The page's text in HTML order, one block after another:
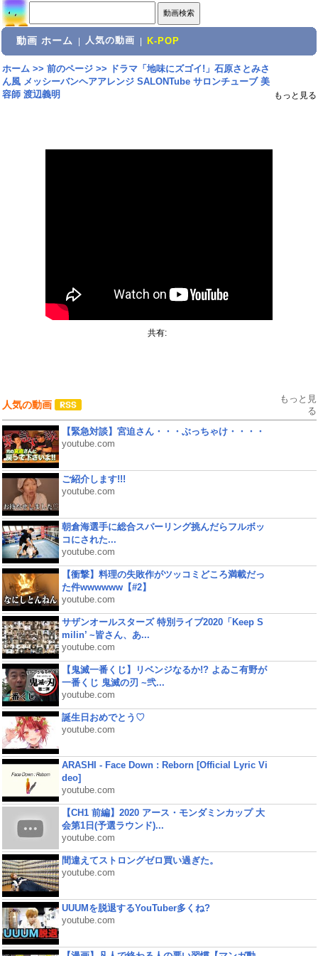
動画 ホーム 人気の動画 K-POP
ホーム>> 前のページ>>
ドラマ「地味にズゴイ!」石原さとみさ
ん風 メッシーバンヘアアレンジ SALONTube サロンチューブ 美
容師 渡辺義明
もっと見る
共有:
人気の動画
もっと見
る
【緊急対談】宮迫さん・・・ぶっちゃけ・・・・
youtube.com
ご紹介します!!!
youtube.com
朝倉海選手に総合スパーリング挑んだらフルボッ
コにされた...
youtube.com
【衝撃】料理の失敗作がツッコミどころ満載だっ
た件wwwwww【#2】
youtube.com
サザンオールスターズ 特別ライブ2020「Keep S
milin’ ~皆さん、あ...
youtube.com
【鬼滅一番くじ】リベンジなるか!? よゐこ有野が
一番くじ 鬼滅の刃 ~弐...
youtube.com
誕生日おめでとう♡
youtube.com
ARASHI - Face Down : Reborn [Official Lyric Vi
deo]
youtube.com
【CH1 前編】2020 アース・モンダミンカップ 大
会第1日(予選ラウンド)...
youtube.com
間違えてストロングゼロ買い過ぎた。
youtube.com
UUUMを脱退するYouTuber多くね?
youtube.com